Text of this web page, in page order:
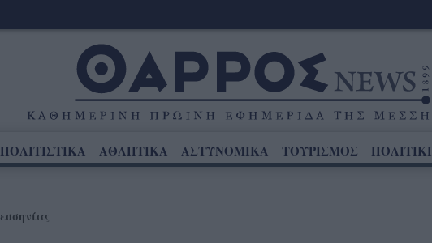
ΠΟΛΙΤΙΣΤΙΚΑ ΑΘΛΗΤΙΚΑ ΑΣΤΥΝΟΜΙΚΑ ΤΟΥΡΙΣΜΟΣ